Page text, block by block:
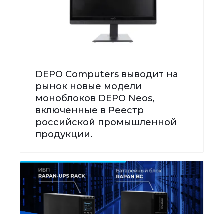
DEPO Computers выводит на
рынок новые модели
моноблоков DEPO Neos,
включенные в Реестр
российской промышленной
продукции.